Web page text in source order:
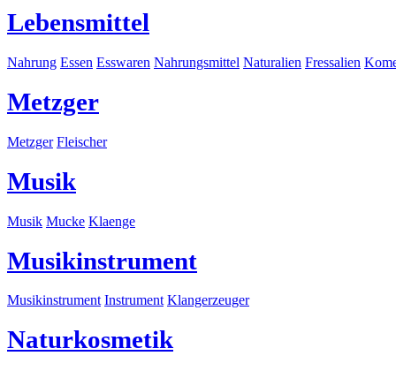
Lebensmittel
Nahrung Essen Esswaren Nahrungsmittel Naturalien Fressalien
Metzger
Metzger Fleischer
Musik
Musik Mucke Klaenge
Musikinstrument
Musikinstrument Instrument Klangerzeuger
Naturkosmetik